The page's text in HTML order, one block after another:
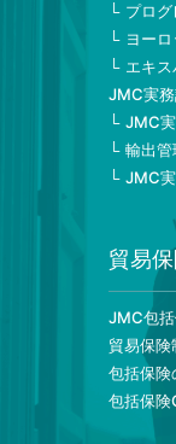
プロ
ヨー
エキ
JMC実
JMC
輸出
JMC
貿易
JMC包
貿易保険
包括保険
包括保険